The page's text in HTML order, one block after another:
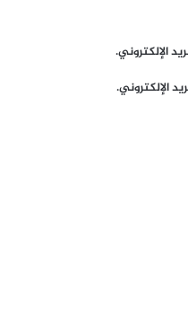
الإلكتروني.
الإلكتروني.